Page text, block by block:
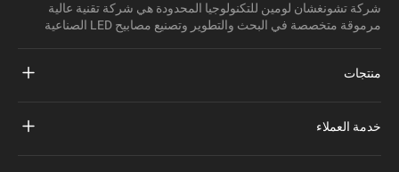
شركة تشونغشان لومين للتكنولوجيا المحدودة هي شركة تقنية عالية
مرموقة متخصصة في البحث والتطوير وتصنيع مصابيح LED الصناعية
منتجات
خدمة العملاء